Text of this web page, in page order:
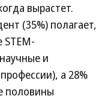
вырастет.
(35%) полагает,
и
а 28%
половины